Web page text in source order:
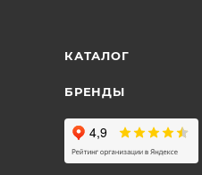
КАТАЛОГ
БРЕНДЫ